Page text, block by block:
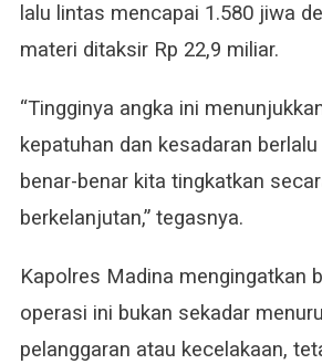
lalu lintas mencapai 1.580 jiwa
materi ditaksir Rp 22,9 miliar.
“Tingginya angka ini
kepatuhan dan kesadaran
benar-benar kita tingkatkan
berkelanjutan,” tegasnya.
Kapolres Madina mengingatkan
operasi ini bukan sekadar
pelanggaran atau kecelakaan,